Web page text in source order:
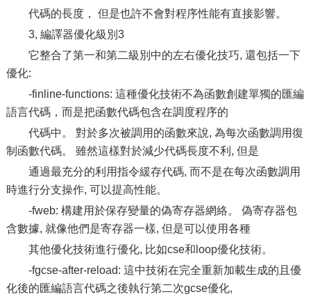
代碼的長度， 但是也許不會對程序性能有直接影響。
3, 編譯器優化級別3
它整合了第一和第二級別中的左右優化技巧, 還包括一下
優化:
-finline-functions: 這種優化技術不為函數創建單獨的匯編
語言代碼，而是把函數代碼包含在調度程序的
代碼中。 對於多次被調用的函數來說, 為每次函數調用復
制函數代碼。 雖然這樣對於減少代碼長度不利, 但是
通過最充分的利用指令緩存代碼, 而不是在每次函數調用
時進行分支操作, 可以提高性能。
-fweb: 構建用於保存變量的偽寄存器網絡。 偽寄存器包
含數據, 就像他們是寄存器一樣, 但是可以使用各種
其他優化技術進行優化, 比如cse和loop優化技術。
-fgcse-after-reload: 這中技術在完全重新加載生成的且優
化後的匯編語言代碼之後執行第二次gcse優化,